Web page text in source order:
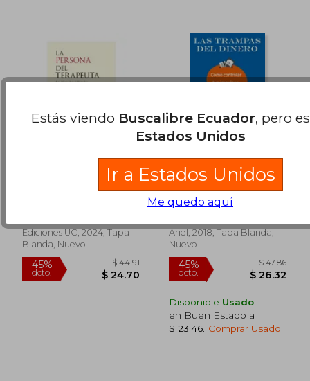
45%
dcto. $ 31.84 $
LA PERSONA DEL
TERAPEUTA (cuarta
Ediciones UC, 2024, Tapa
Blanda, Nuevo
Las Trampas del
Dinero
Dan Ariely; Jeff Kreisler
Ariel, 2018, Tapa Blanda,
Nuevo
Disponible Usado
en Buen Estado a
$ 23.46 Comprar Usado
Estás viendo Buscalibre Ecuador, pero
Estados Unidos
Ir a Estados Unidos
Me quedo aquí